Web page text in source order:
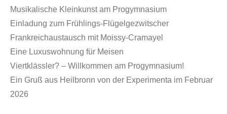
Musikalische Kleinkunst am Progymnasium
Einladung zum Frühlings-Flügelgezwitscher
Frankreichaustausch mit Moissy-Cramayel
Eine Luxuswohnung für Meisen
Viertklässler? – Willkommen am Progymnasium!
Ein Gruß aus Heilbronn von der Experimenta im Februar
2026